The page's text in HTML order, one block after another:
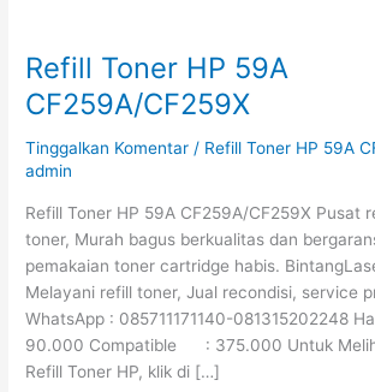
Refill Toner HP 59A
CF259A/CF259X
Tinggalkan Komentar / Refill Toner HP 59A
admin
Refill Toner HP 59A CF259A/CF259X Pusat
toner, Murah bagus berkualitas dan
pemakaian toner cartridge habis.
Melayani refill toner, Jual recondisi, service
WhatsApp : 085711171140-081315202248
90.000 Compatible : 375.000 Untuk
Refill Toner HP, klik di […]
Refill
Toner
HP
59A
CF259A/CF259X